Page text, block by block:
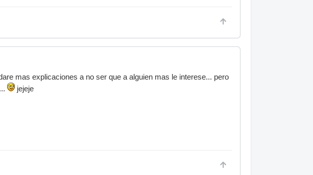
mas explicaciones a no ser que a alguien mas le interese... pero
jejeje